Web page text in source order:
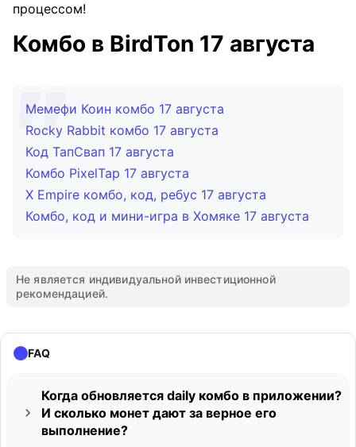
процессом!
Комбо в BirdTon 17 августа
Мемефи Коин комбо 17 августа
Rocky Rabbit комбо 17 августа
Код ТапСвап 17 августа
Комбо PixelTap 17 августа
X Empire комбо, код, ребус 17 августа
Комбо, код и мини-игра в Хомяке 17 августа
Не является индивидуальной инвестиционной
рекомендацией.
FAQ
Когда обновляется daily комбо в приложении?
И сколько монет дают за верное его
выполнение?